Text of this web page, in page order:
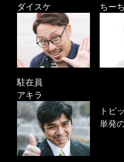
ダイスケ
ちー
駐在員
アキラ
トピ
単発